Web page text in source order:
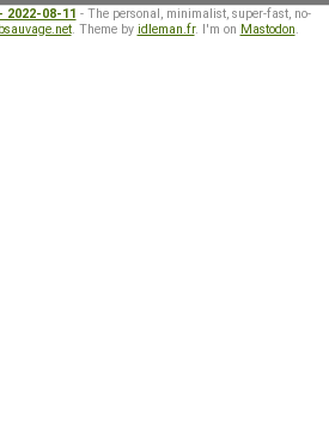
08-11 - The personal, minimalist, super-fast, no-
. Theme by idleman.fr. I'm on Mastodon.